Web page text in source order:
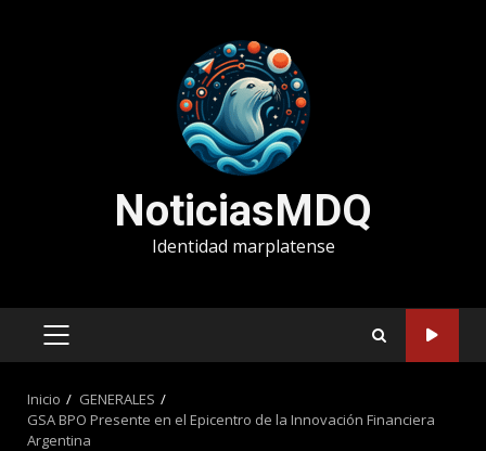
NoticiasMDQ
Identidad marplatense
MENÚ
Inicio
GENERALES
GSA BPO Presente en el Epicentro de la Innovación Financiera
Argentina